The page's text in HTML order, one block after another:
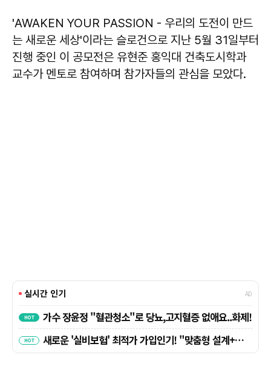
'AWAKEN YOUR PASSION - 우리의 도전이 만드
는 새로운 세상'이라는 슬로건으로 지난 5월 31일부터
진행 중인 이 공모전은 유현준 홍익대 건축도시학과
교수가 멘토로 참여하며 참가자들의 관심을 모았다.